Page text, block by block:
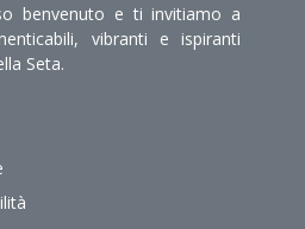
benvenuto e ti invitiamo a
vibranti e ispiranti
Seta.